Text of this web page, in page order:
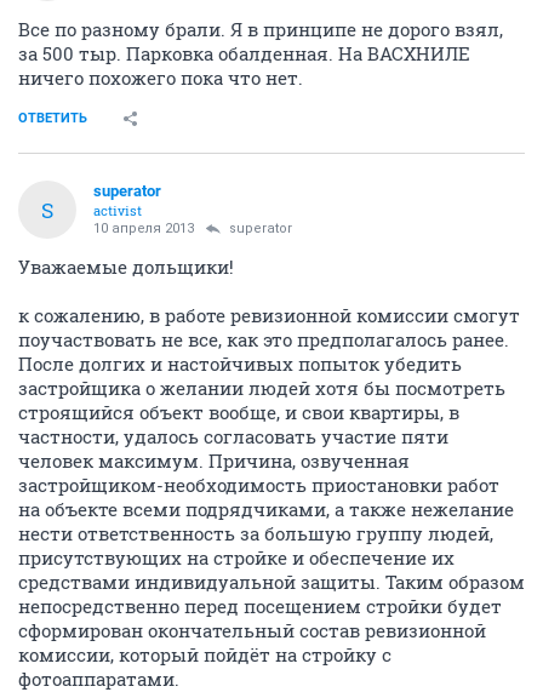
Все по разному брали. Я в принципе не дорого взял,
за 500 тыр. Парковка обалденная. На ВАСХНИЛЕ
ничего похожего пока что нет.
ОТВЕТИТЬ
S
superator
activist
10 апреля 2013 superator
Уважаемые дольщики!
к сожалению, в работе ревизионной комиссии смогут
поучаствовать не все, как это предполагалось ранее.
После долгих и настойчивых попыток убедить
застройщика о желании людей хотя бы посмотреть
строящийся объект вообще, и свои квартиры, в
частности, удалось согласовать участие пяти
человек максимум. Причина, озвученная
застройщиком-необходимость приостановки работ
на объекте всеми подрядчиками, а также нежелание
нести ответственность за большую группу людей,
присутствующих на стройке и обеспечение их
средствами индивидуальной защиты. Таким образом
непосредственно перед посещением стройки будет
сформирован окончательный состав ревизионной
комиссии, который пойдёт на стройку с
фотоаппаратами.